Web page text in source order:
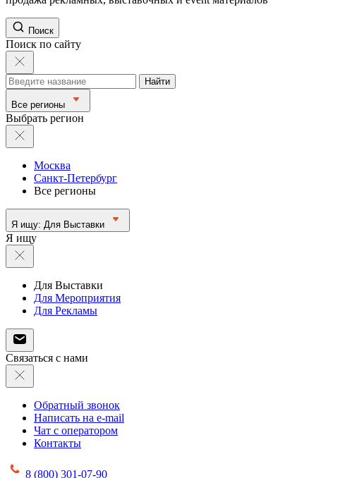
Поиск
Поиск по сайту
Найти
Все регионы
Выбрать регион
Москва
Санкт-Петербург
Все регионы
Я ищу: Для Выставки
Я ищу
Для Выставки
Для Мероприятия
Для Рекламы
Связаться с нами
Обратный звонок
Написать на e-mail
Чат с оператором
Контакты
8 (800) 301-07-90